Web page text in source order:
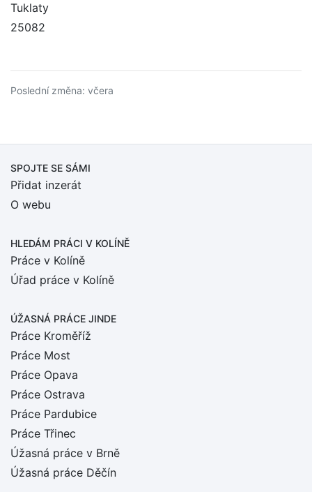
Tuklaty
25082
Poslední změna: včera
SPOJTE SE SÁMI
Přidat inzerát
O webu
HLEDÁM PRÁCI V KOLÍNĚ
Práce v Kolíně
Úřad práce v Kolíně
ÚŽASNÁ PRÁCE JINDE
Práce Kroměříž
Práce Most
Práce Opava
Práce Ostrava
Práce Pardubice
Práce Třinec
Úžasná práce v Brně
Úžasná práce Děčín